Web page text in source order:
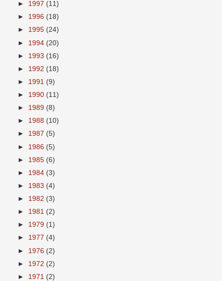
► 1997 (11)
► 1996 (18)
► 1995 (24)
► 1994 (20)
► 1993 (16)
► 1992 (18)
► 1991 (9)
► 1990 (11)
► 1989 (8)
► 1988 (10)
► 1987 (5)
► 1986 (5)
► 1985 (6)
► 1984 (3)
► 1983 (4)
► 1982 (3)
► 1981 (2)
► 1979 (1)
► 1977 (4)
► 1976 (2)
► 1972 (2)
► 1971 (2)